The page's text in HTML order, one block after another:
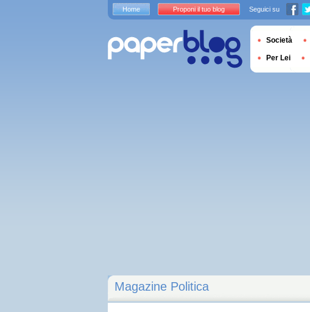
Magazine Politica
Home Proponi il tuo blog Seguici su
Società
Per Lei